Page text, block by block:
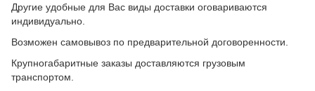
Другие удобные для Вас виды доставки оговариваются
индивидуально.
Возможен самовывоз по предварительной договоренности.
Крупногабаритные заказы доставляются грузовым
транспортом.